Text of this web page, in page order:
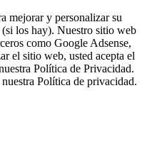
mejorar y personalizar su
los hay). Nuestro sitio web
como Google Adsense,
el sitio web, usted acepta el
Política de Privacidad.
Política de privacidad.